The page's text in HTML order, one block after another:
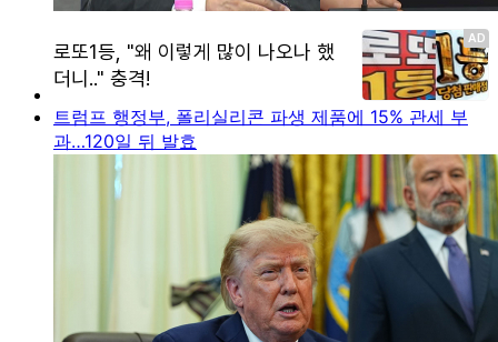
트럼프 행정부, 폴리실리콘 파생 제품에 15% 관세 부
과…120일 뒤 발효